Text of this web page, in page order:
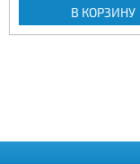
В КОРЗИНУ